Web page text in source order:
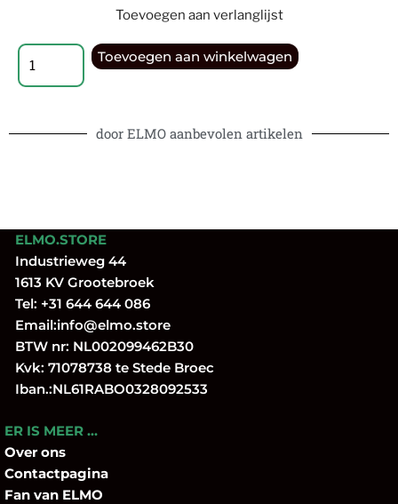
Toevoegen aan verlanglijst
Toevoegen aan winkelwagen
door ELMO aanbevolen artikelen
ELMO.STORE
Industrieweg 44
1613 KV Grootebroek
Tel: +31 644 644 086
Email:info@elmo.store
BTW nr: NL002099462B30
Kvk: 71078738 te Stede Broec
Iban.:NL61RABO0328092533
ER IS MEER …
Over ons
Contactpagina
Fan van ELMO